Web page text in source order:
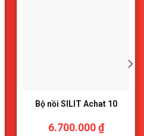
Bộ nồi SILIT Achat 10
6.700.000₫